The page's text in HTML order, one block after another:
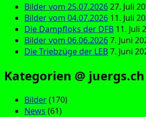
Bilder vom 25.07.202627. Juli
Bilder vom 04.07.2026 11. Juli
Die Dampfloks der DFB 11. Juli
Bilder vom 06.06.20267. Juni
Die Triebzüge der LEB7. Juni
Kategorien @ juergs.ch
Bilder(170)
News (61)